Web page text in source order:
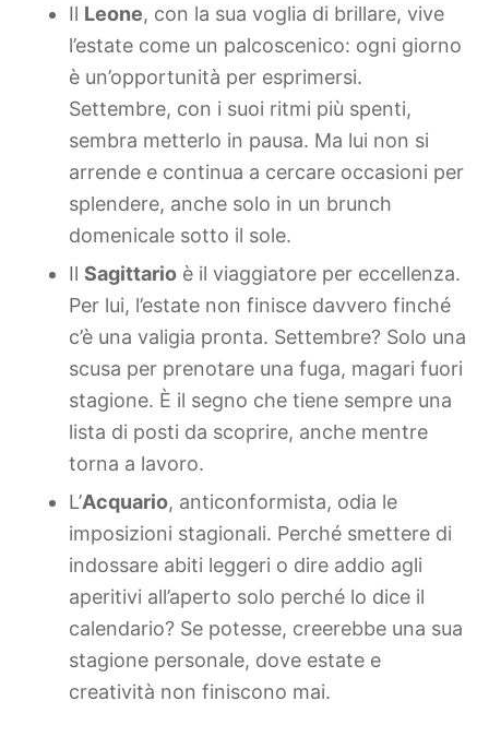
Il Leone, con la sua voglia di brillare, vive
l’estate come un palcoscenico: ogni giorno
è un’opportunità per esprimersi.
Settembre, con i suoi ritmi più spenti,
sembra metterlo in pausa. Ma lui non si
arrende e continua a cercare occasioni per
splendere, anche solo in un brunch
domenicale sotto il sole.
Il Sagittario è il viaggiatore per eccellenza.
Per lui, l’estate non finisce davvero finché
c’è una valigia pronta. Settembre? Solo una
scusa per prenotare una fuga, magari fuori
stagione. È il segno che tiene sempre una
lista di posti da scoprire, anche mentre
torna a lavoro.
L’Acquario, anticonformista, odia le
imposizioni stagionali. Perché smettere di
indossare abiti leggeri o dire addio agli
aperitivi all’aperto solo perché lo dice il
calendario? Se potesse, creerebbe una sua
stagione personale, dove estate e
creatività non finiscono mai.